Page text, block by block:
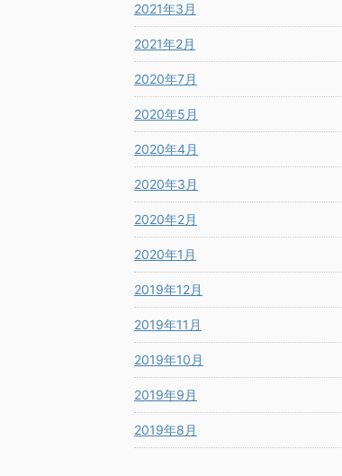
2021年3月
2021年2月
2020年7月
2020年5月
2020年4月
2020年3月
2020年2月
2020年1月
2019年12月
2019年11月
2019年10月
2019年9月
2019年8月